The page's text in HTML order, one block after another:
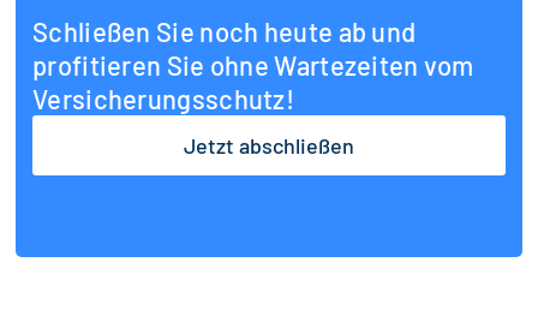
Schließen Sie noch heute ab und
profitieren Sie ohne Wartezeiten vom
Versicherungsschutz!
Jetzt abschließen